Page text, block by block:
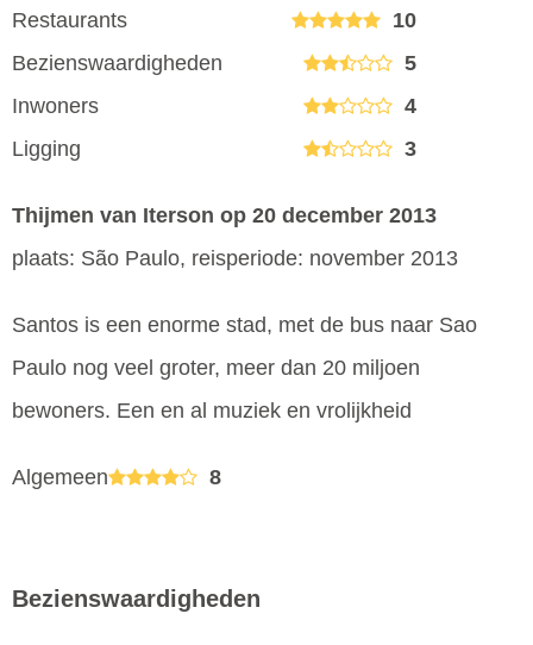
Restaurants
10
Bezienswaardigheden
5
Inwoners
4
Ligging
3
Thijmen van Iterson op 20 december 2013
plaats: São Paulo, reisperiode: november 2013
Santos is een enorme stad, met de bus naar Sao
Paulo nog veel groter, meer dan 20 miljoen
bewoners. Een en al muziek en vrolijkheid
Algemeen 8
Bezienswaardigheden